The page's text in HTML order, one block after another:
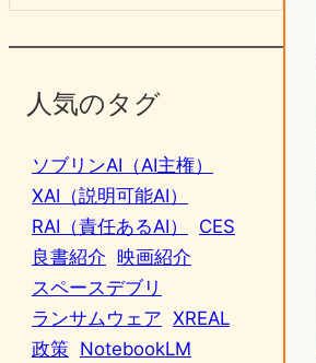
人気のタグ
ソブリンAI（AI主権）
XAI（説明可能AI）
RAI（責任あるAI）
CES
良書紹介 映画紹介
スペースデブリ
ランサムウェア XREAL
政策 NotebookLM